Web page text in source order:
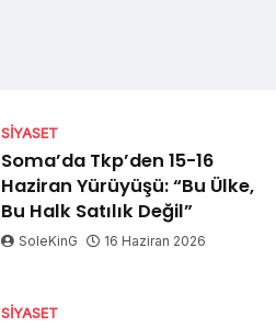
SIYASET
Soma’da Tkp’den 15-16
Haziran Yürüyüşü: “Bu Ülke,
Bu Halk Satılık Değil”
SoleKinG 16 Haziran 2026
SIYASET